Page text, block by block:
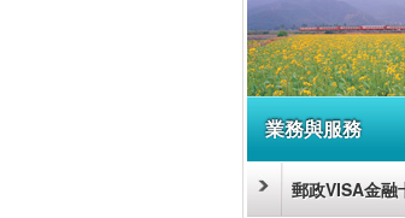
業務與服務
郵政VISA金融